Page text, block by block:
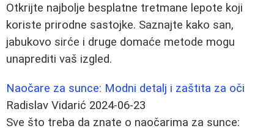
Otkrijte najbolje besplatne tretmane lepote koji
koriste prirodne sastojke. Saznajte kako san,
jabukovo sirće i druge domaće metode mogu
unaprediti vaš izgled.
Naočare za sunce: Modni detalj i zaštita za oči
Radislav Vidarić 2024-06-23
Sve što treba da znate o naočarima za sunce: